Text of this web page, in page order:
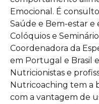
Emocional. É
Saúde e Bem-estar e
Colóquios e
Coordenadora da
em Portugal e Brasil
Nutricionistas e
Nutricoaching tem a
com a vantagem de